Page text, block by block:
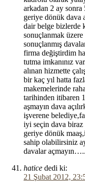
arkadan 2 ay
geriye dönük dava
dair belge bizlerde
sonuçlanmak
sonuçlanmış
firma değiştirdim
tutma imkanınız
alınan hizmette
bir kaç yıl hatta
makemelerinde
tarihinden itibaren
aşmayın dava
işverene
iyi seçin dava biraz
geriye dönük
sahip olabilirsiniz
davalar
hatice dedi ki:
21 Şubat 2012,